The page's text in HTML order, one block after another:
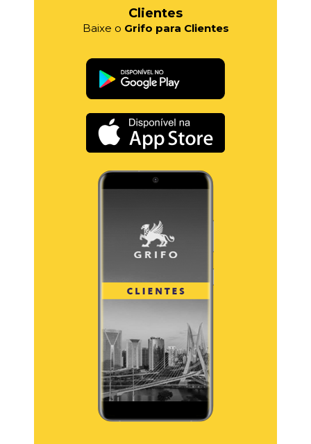
Clientes
Baixe o Grifo para Clientes